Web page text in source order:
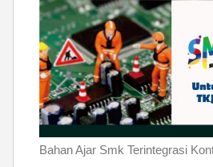
Bahan Ajar Smk Terintegrasi